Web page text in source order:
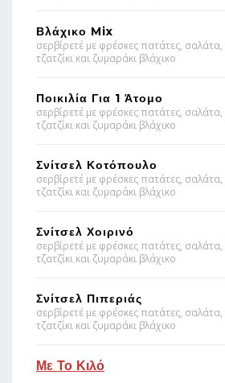
Βλάχικο Mix
σερβίρετέ με φρέσκες πατάτες, σαλάτα,
τζατζίκι και ζυμαράκι βλάχικο
Ποικιλία Για 1 Άτομο
σερβίρετέ με φρέσκες πατάτες, σαλάτα,
τζατζίκι και ζυμαράκι βλάχικο
Σνίτσελ Κοτόπουλο
σερβίρετέ με φρέσκες πατάτες, σαλάτα,
τζατζίκι και ζυμαράκι βλάχικο
Σνίτσελ Χοιρινό
σερβίρετέ με φρέσκες πατάτες, σαλάτα,
τζατζίκι και ζυμαράκι βλάχικο
Σνίτσελ Πιπεριάς
σερβίρετέ με φρέσκες πατάτες, σαλάτα,
τζατζίκι και ζυμαράκι βλάχικο
Με Το Κιλό